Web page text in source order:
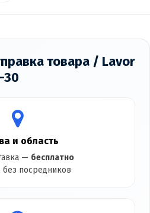
товара / Lavor
30
и область
— бесплатно
посредников